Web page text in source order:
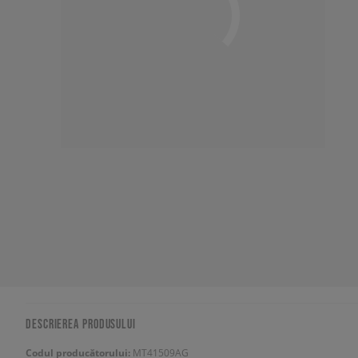
DESCRIEREA PRODUSULUI
Codul producătorului: MT41509AG